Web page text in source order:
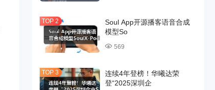
Soul App开源播客语音合成
模型So
569
连续4年登榜！华曦达荣
登“2025深圳企